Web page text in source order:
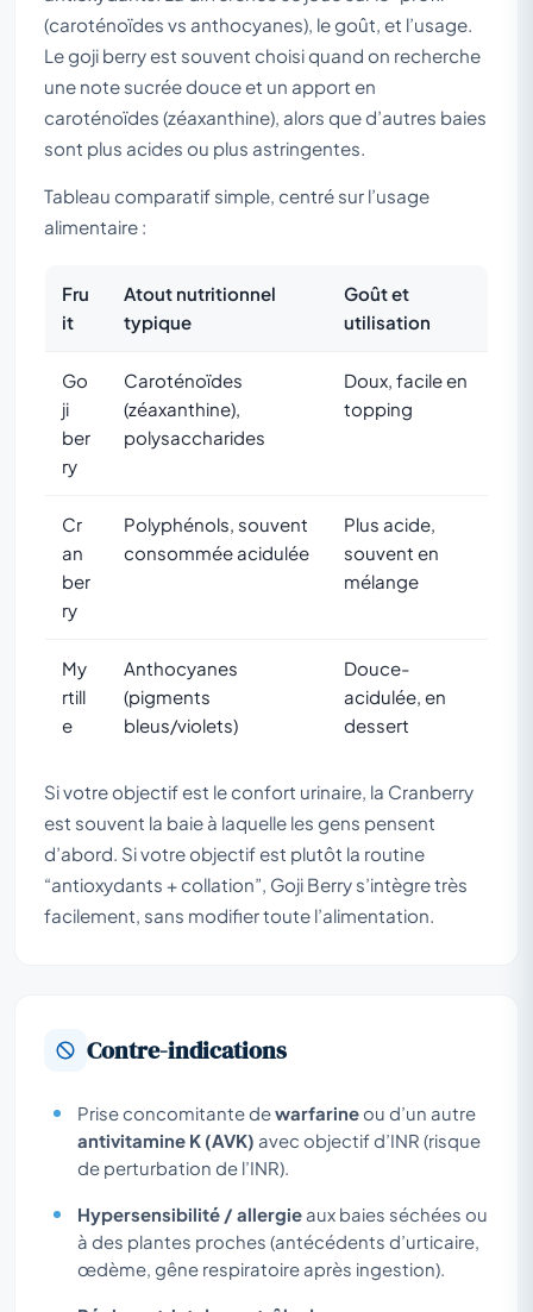
(caroténoïdes vs anthocyanes), le goût, et l’usage.
Le goji berry est souvent choisi quand on recherche
une note sucrée douce et un apport en
caroténoïdes (zéaxanthine), alors que d’autres baies
sont plus acides ou plus astringentes.
Tableau comparatif simple, centré sur l’usage
alimentaire :
Fru
it
Atout nutritionnel
typique
Goût et
utilisation
Go
ji
ber
ry
Caroténoïdes
(zéaxanthine),
polysaccharides
Doux, facile en
topping
Cr
an
ber
ry
Polyphénols, souvent
consommée acidulée
Plus acide,
souvent en
mélange
My
rtill
e
Anthocyanes
(pigments
bleus/violets)
Douce-
acidulée, en
dessert
Si votre objectif est le confort urinaire, la Cranberry
est souvent la baie à laquelle les gens pensent
d’abord. Si votre objectif est plutôt la routine
“antioxydants + collation”, Goji Berry s’intègre très
facilement, sans modifier toute l’alimentation.
Contre-indications
Prise concomitante dewarfarineou d’un autre
antivitamine K (AVK) avec objectif d’INR (risque
de perturbation de l’INR).
Hypersensibilité / allergie aux baies séchées ou
à des plantes proches (antécédents d’urticaire,
œdème, gêne respiratoire après ingestion).